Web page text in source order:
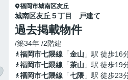
福岡市城南区友丘
城南区友丘５丁目 戸建て
過去掲載物件
/築34年 /2階建
福岡市七隈線 「金山 」駅 徒歩16
福岡市七隈線 「茶山 」駅 徒歩19
福岡市七隈線 「七隈 」駅 徒歩23